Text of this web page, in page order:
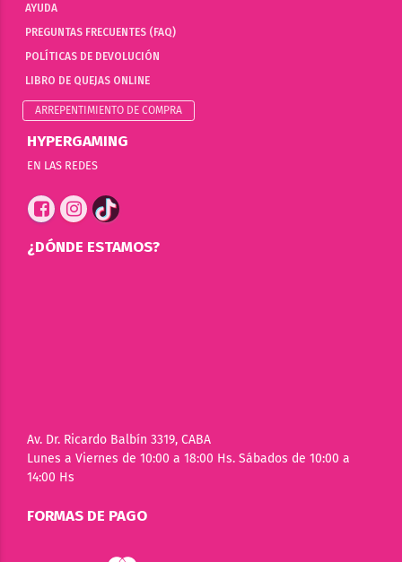
AYUDA
PREGUNTAS FRECUENTES (FAQ)
POLÍTICAS DE DEVOLUCIÓN
LIBRO DE QUEJAS ONLINE
ARREPENTIMIENTO DE COMPRA
HYPERGAMING
EN LAS REDES
¿DÓNDE ESTAMOS?
Av. Dr. Ricardo Balbín 3319, CABA
Lunes a Viernes de 10:00 a 18:00 Hs. Sábados de 10:00 a
14:00 Hs
FORMAS DE PAGO